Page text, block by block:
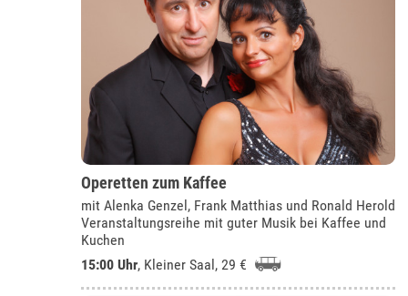
Operetten zum Kaffee
mit Alenka Genzel, Frank Matthias und Ronald Herold
Veranstaltungsreihe mit guter Musik bei Kaffee und
Kuchen
15:00 Uhr, Kleiner Saal, 29 €